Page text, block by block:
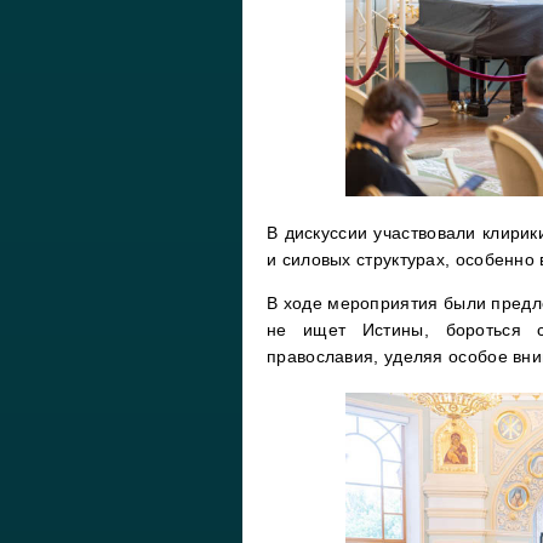
В дискуссии участвовали
и силовых структурах,
В ходе мероприятия были
не ищет Истины, бороться
православия, уделяя особое